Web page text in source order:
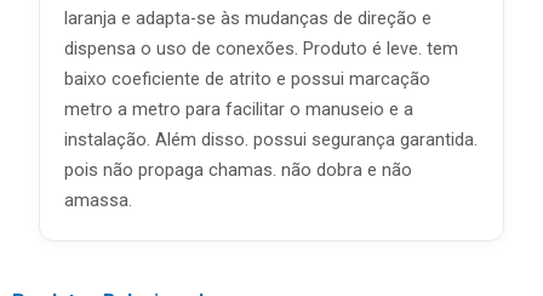
laranja e adapta-se às mudanças de direção e
dispensa o uso de conexões. Produto é leve. tem
baixo coeficiente de atrito e possui marcação
metro a metro para facilitar o manuseio e a
instalação. Além disso. possui segurança garantida.
pois não propaga chamas. não dobra e não
amassa.